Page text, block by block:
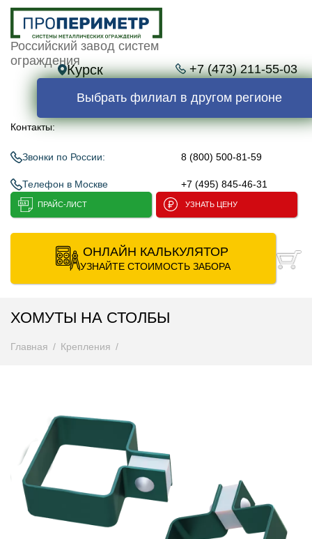
Российский завод систем
ограждения
Курск +7 (473) 211-55-03
Выбрать филиал в другом регионе
Контакты:
Звонки по России: 8 (800) 500-81-59
Телефон в Москве +7 (495) 845-46-31
ПРАЙС-ЛИСТ УЗНАТЬ ЦЕНУ
ОНЛАЙН КАЛЬКУЛЯТОР
УЗНАЙТЕ СТОИМОСТЬ ЗАБОРА
ХОМУТЫ НА СТОЛБЫ
Главная Крепления